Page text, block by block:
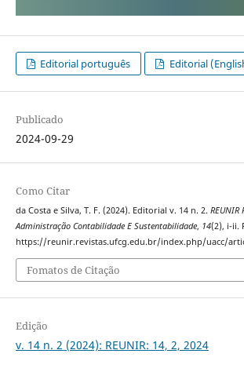
Editorial português Editorial
Publicado
2024-09-29
Como Citar
da Costa e Silva, T. F. (2024). Editorial v. 14 n. 2. REUNIR
Administração Contabilidade E Sustentabilidade, 14(2), i-ii.
https://reunir.revistas.ufcg.edu.br/index.php/uacc/
Fomatos de Citação
Edição
v. 14 n. 2 (2024): REUNIR: 14, 2, 2024